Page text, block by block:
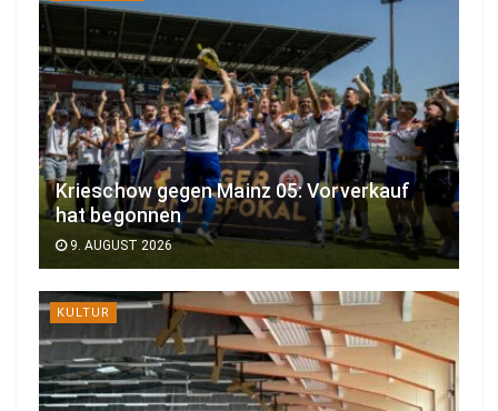
Krieschow gegen Mainz 05: Vorverkauf
hat begonnen
9. AUGUST 2026
KULTUR